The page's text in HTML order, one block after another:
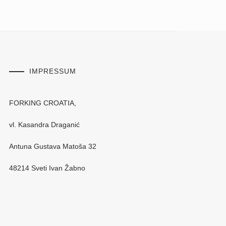
IMPRESSUM
FORKING CROATIA,
vl. Kasandra Draganić
Antuna Gustava Matoša 32
48214 Sveti Ivan Žabno